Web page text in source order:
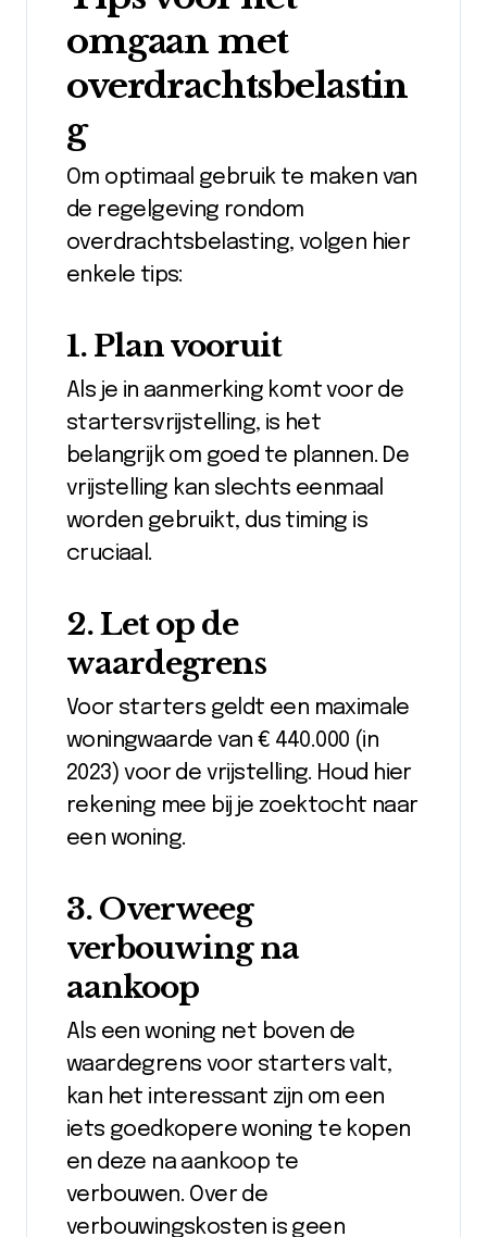
omgaan met
overdrachtsbelastin
g
Om optimaal gebruik te maken van
de regelgeving rondom
overdrachtsbelasting, volgen hier
enkele tips:
1. Plan vooruit
Als je in aanmerking komt voor de
startersvrijstelling, is het
belangrijk om goed te plannen. De
vrijstelling kan slechts eenmaal
worden gebruikt, dus timing is
cruciaal.
2. Let op de
waardegrens
Voor starters geldt een maximale
woningwaarde van € 440.000 (in
2023) voor de vrijstelling. Houd hier
rekening mee bij je zoektocht naar
een woning.
3. Overweeg
verbouwing na
aankoop
Als een woning net boven de
waardegrens voor starters valt,
kan het interessant zijn om een
iets goedkopere woning te kopen
en deze na aankoop te
verbouwen. Over de
verbouwingskosten is geen